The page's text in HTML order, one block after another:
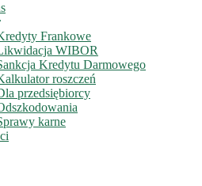
Frankowe
WIBOR
Kredytu Darmowego
roszczeń
przedsiębiorcy
karne